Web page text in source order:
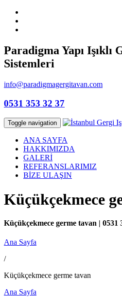
Paradigma Yapı Işıklı
Sistemleri
info@paradigmagergitavan.com
0531 353 32 37
Toggle navigation
ANA SAYFA
HAKKIMIZDA
GALERİ
REFERANSLARIMIZ
BİZE ULAŞIN
Küçükçekmece
Küçükçekmece germe tavan | 0531
Ana Sayfa
/
Küçükçekmece germe tavan
Ana Sayfa